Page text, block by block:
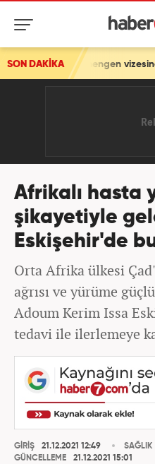
SON DAKİKA
vizesine bir darbe daha!
Afrikalı hasta
şikayetiyle
Eskişehir'de
Orta Afrika ülkesi
ağrısı ve yürüme
Adoum Kerim Issa
tedavi ile ilerlemeye
GİRİŞ
21.12.2021 12:49
GÜNCELLEME
21.12.2021 15:01
SAĞLIK